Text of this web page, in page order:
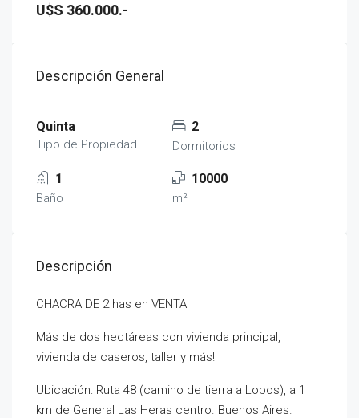
U$S 360.000.-
Descripción General
Quinta
Tipo de Propiedad
2
Dormitorios
1
Baño
10000
m²
Descripción
CHACRA DE 2 has en VENTA
Más de dos hectáreas con vivienda principal,
vivienda de caseros, taller y más!
Ubicación: Ruta 48 (camino de tierra a Lobos), a 1
km de General Las Heras centro. Buenos Aires.